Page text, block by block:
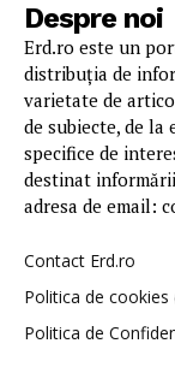
Despre noi
Erd.ro este un
distribuția de
varietate de
de subiecte, de
specifice de
destinat
adresa de email:
Contact Erd.ro
Politica de cookies
Politica de